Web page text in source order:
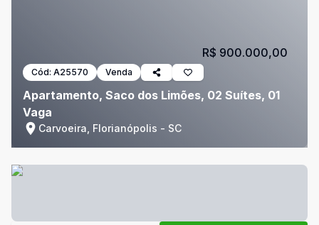
Cód: A25570 Venda
Apartamento, Saco dos Limões, 02 Suítes, 01
Vaga
Carvoeira, Florianópolis - SC
R$ 900.000,00